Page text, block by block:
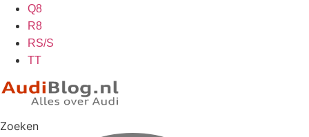
Q8
R8
RS/S
TT
Zoeken